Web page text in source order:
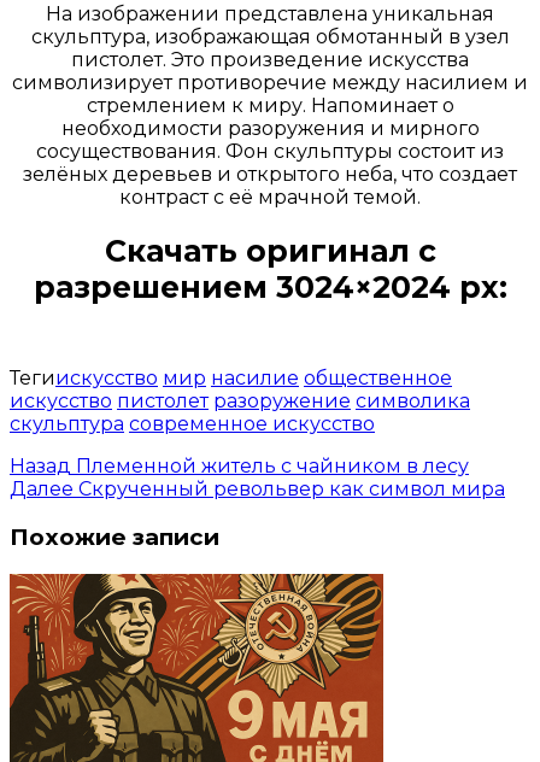
На изображении представлена уникальная
скульптура, изображающая обмотанный в узел
пистолет. Это произведение искусства
символизирует противоречие между насилием и
стремлением к миру. Напоминает о
необходимости разоружения и мирного
сосуществования. Фон скульптуры состоит из
зелёных деревьев и открытого неба, что создает
контраст с её мрачной темой.
Скачать оригинал с
разрешением 3024×2024 px:
Тегиискусство мир насилие общественное
искусство пистолет разоружение символика
скульптура современное искусство
Назад Племенной житель с чайником в лесу
Далее Скрученный револьвер как символ мира
Похожие записи